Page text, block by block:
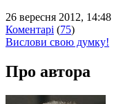
26 вересня 2012, 14:48
Коментарі (75)
Вислови свою думку!
Про автора